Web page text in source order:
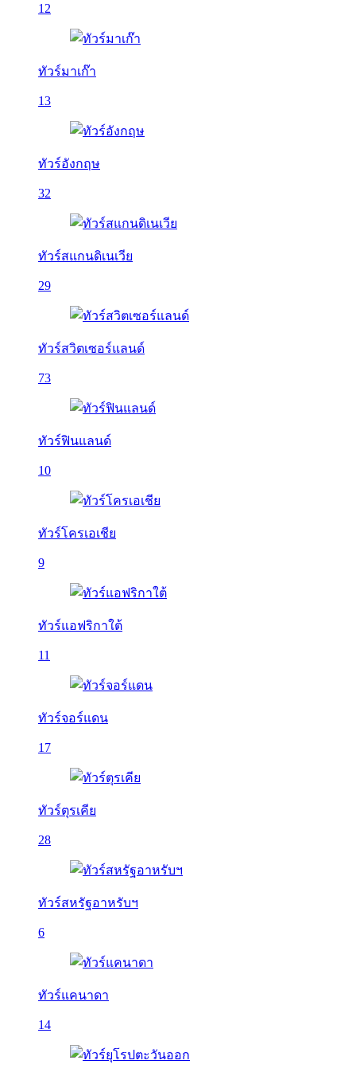
12
ทัวร์มาเก๊า
13
ทัวร์อังกฤษ
32
ทัวร์สแกนดิเนเวีย
29
ทัวร์สวิตเซอร์แลนด์
73
ทัวร์ฟินแลนด์
10
ทัวร์โครเอเชีย
9
ทัวร์แอฟริกาใต้
11
ทัวร์จอร์แดน
17
ทัวร์ตุรเคีย
28
ทัวร์สหรัฐอาหรับฯ
6
ทัวร์แคนาดา
14